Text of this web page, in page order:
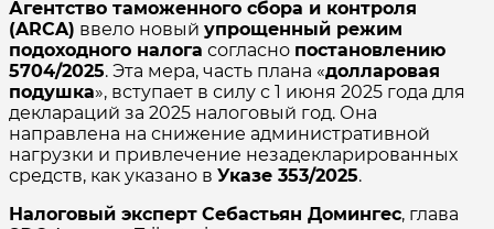
Агентство таможенного сбора и контроля
(ARCA) ввело новый упрощенный режим
подоходного налога согласно постановлению
5704/2025. Эта мера, часть плана «долларовая
подушка», вступает в силу с 1 июня 2025 года для
деклараций за 2025 налоговый год. Она
направлена на снижение административной
нагрузки и привлечение незадекларированных
средств, как указано в Указе 353/2025.
Налоговый эксперт Себастьян Домингес, глава